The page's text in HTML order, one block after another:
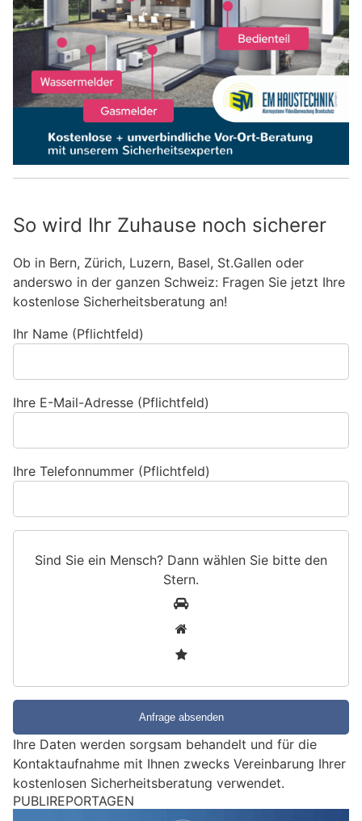
So wird Ihr Zuhause noch sicherer
Ob in Bern, Zürich, Luzern, Basel, St.Gallen oder
anderswo in der ganzen Schweiz: Fragen Sie jetzt Ihre
kostenlose Sicherheitsberatung an!
Ihr Name (Pflichtfeld)
Ihre E-Mail-Adresse (Pflichtfeld)
Ihre Telefonnummer (Pflichtfeld)
Sind Sie ein Mensch? Dann wählen Sie bitte den
Stern.
e
i
n
M
e
Ihre Daten werden sorgsam behandelt und für die
Kontaktaufnahme mit Ihnen zwecks Vereinbarung Ihrer
kostenlosen Sicherheitsberatung verwendet.
PUBLIREPORTAGEN